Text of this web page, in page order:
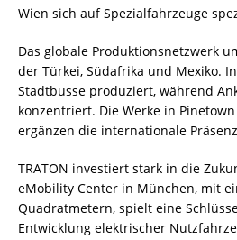
Wien sich auf Spezialfahrzeuge
Das globale Produktionsnetzwerk
der Türkei, Südafrika und Mexiko.
Stadtbusse produziert, während
konzentriert. Die Werke in
ergänzen die internationale
TRATON investiert stark in die
eMobility Center in München, mit
Quadratmetern, spielt eine
Entwicklung elektrischer